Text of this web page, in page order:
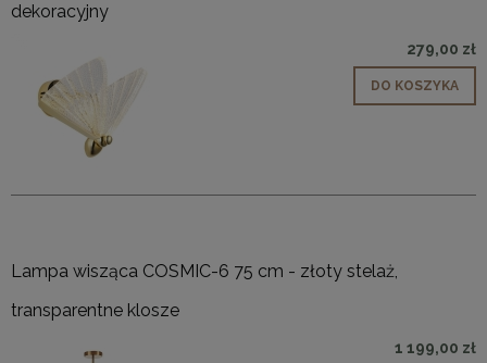
dekoracyjny
279,00 zł
DO KOSZYKA
Lampa wisząca COSMIC-6 75 cm - złoty stelaż,
transparentne klosze
1 199,00 zł